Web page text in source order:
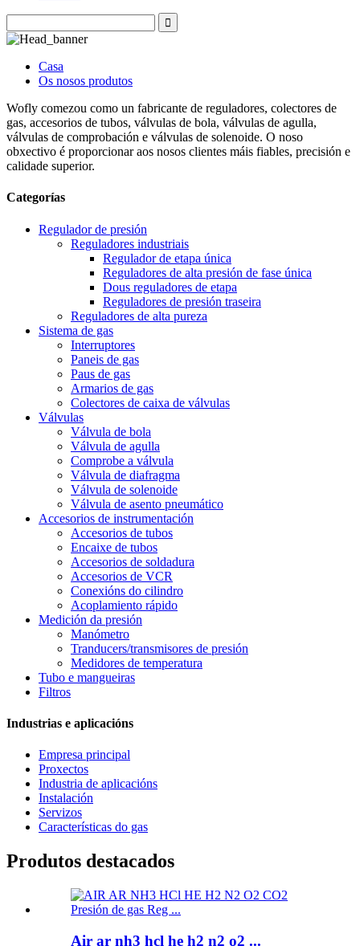
Casa
Os nosos produtos
Wofly comezou como un fabricante de reguladores, colectores de
gas, accesorios de tubos, válvulas de bola, válvulas de agulla,
válvulas de comprobación e válvulas de solenoide. O noso
obxectivo é proporcionar aos nosos clientes máis fiables, precisión e
calidade superior.
Categorías
Regulador de presión
Reguladores industriais
Regulador de etapa única
Reguladores de alta presión de fase única
Dous reguladores de etapa
Reguladores de presión traseira
Reguladores de alta pureza
Sistema de gas
Interruptores
Paneis de gas
Paus de gas
Armarios de gas
Colectores de caixa de válvulas
Válvulas
Válvula de bola
Válvula de agulla
Comprobe a válvula
Válvula de diafragma
Válvula de solenoide
Válvula de asento pneumático
Accesorios de instrumentación
Accesorios de tubos
Encaixe de tubos
Accesorios de soldadura
Accesorios de VCR
Conexións do cilindro
Acoplamiento rápido
Medición da presión
Manómetro
Tranducers/transmisores de presión
Medidores de temperatura
Tubo e mangueiras
Filtros
Industrias e aplicacións
Empresa principal
Proxectos
Industria de aplicacións
Instalación
Servizos
Características do gas
Produtos destacados
Air ar nh3 hcl he h2 n2 o2 ...